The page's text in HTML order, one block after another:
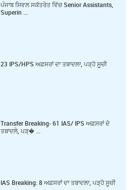
ਪੰਜਾਬ ਸਿਵਲ ਸਕੱਤਰੇਤ ਵਿੱਚ Senior Assistants,
Superin ...
23 IPS/HPS ਅਫ਼ਸਰਾਂ ਦਾ ਤਬਾਦਲਾ, ਪੜ੍ਹੋ ਸੂਚੀ
Transfer Breaking- 61 IAS/ IPS ਅਫ਼ਸਰਾਂ ਦੇ
ਤਬਾਦਲੇ, ਪੜ੍� ...
IAS Breaking: 8 ਅਫ਼ਸਰਾਂ ਦਾ ਤਬਾਦਲਾ, ਪੜ੍ਹੋ ਸੂਚੀ